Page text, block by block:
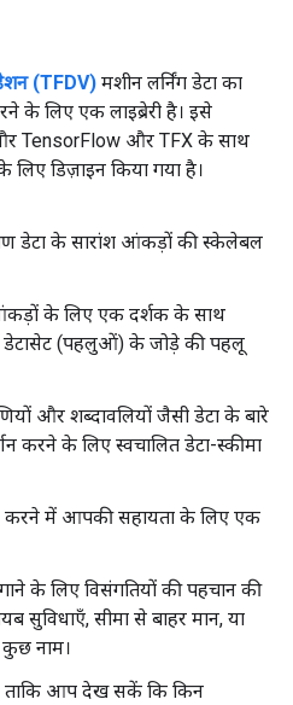
(TFDV) मशीन लर्निंग डेटा का
के लिए एक लाइब्रेरी है। इसे
TensorFlow और TFX के साथ
डिज़ाइन किया गया है।
डेटा के सारांश आंकड़ों की स्केलेबल
के लिए एक दर्शक के साथ
डेटासेट (पहलुओं) के जोड़े की पहलू
और शब्दावलियों जैसी डेटा के बारे
करने के लिए स्वचालित डेटा-स्कीमा
करने में आपकी सहायता के लिए एक
के लिए विसंगतियों की पहचान की
सुविधाएँ, सीमा से बाहर मान, या
कुछ नाम।
ताकि आप देख सकें कि किन